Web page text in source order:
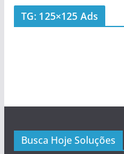
TG: 125×125 Ads
Busca Hoje Soluções